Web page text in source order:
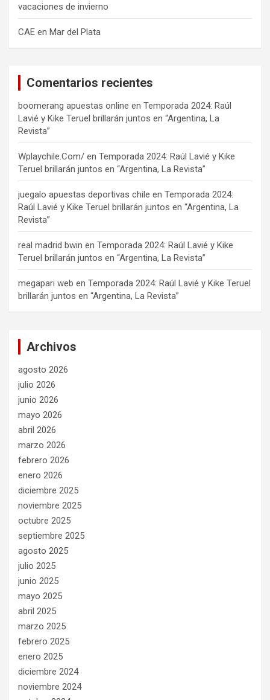
vacaciones de invierno
CAE en Mar del Plata
Comentarios recientes
boomerang apuestas online en Temporada 2024: Raúl
Lavié y Kike Teruel brillarán juntos en “Argentina, La
Revista”
Wplaychile.Com/ en Temporada 2024: Raúl Lavié y Kike
Teruel brillarán juntos en “Argentina, La Revista”
juegalo apuestas deportivas chile en Temporada 2024:
Raúl Lavié y Kike Teruel brillarán juntos en “Argentina, La
Revista”
real madrid bwin en Temporada 2024: Raúl Lavié y Kike
Teruel brillarán juntos en “Argentina, La Revista”
megapari web en Temporada 2024: Raúl Lavié y Kike Teruel
brillarán juntos en “Argentina, La Revista”
Archivos
agosto 2026
julio 2026
junio 2026
mayo 2026
abril 2026
marzo 2026
febrero 2026
enero 2026
diciembre 2025
noviembre 2025
octubre 2025
septiembre 2025
agosto 2025
julio 2025
junio 2025
mayo 2025
abril 2025
marzo 2025
febrero 2025
enero 2025
diciembre 2024
noviembre 2024